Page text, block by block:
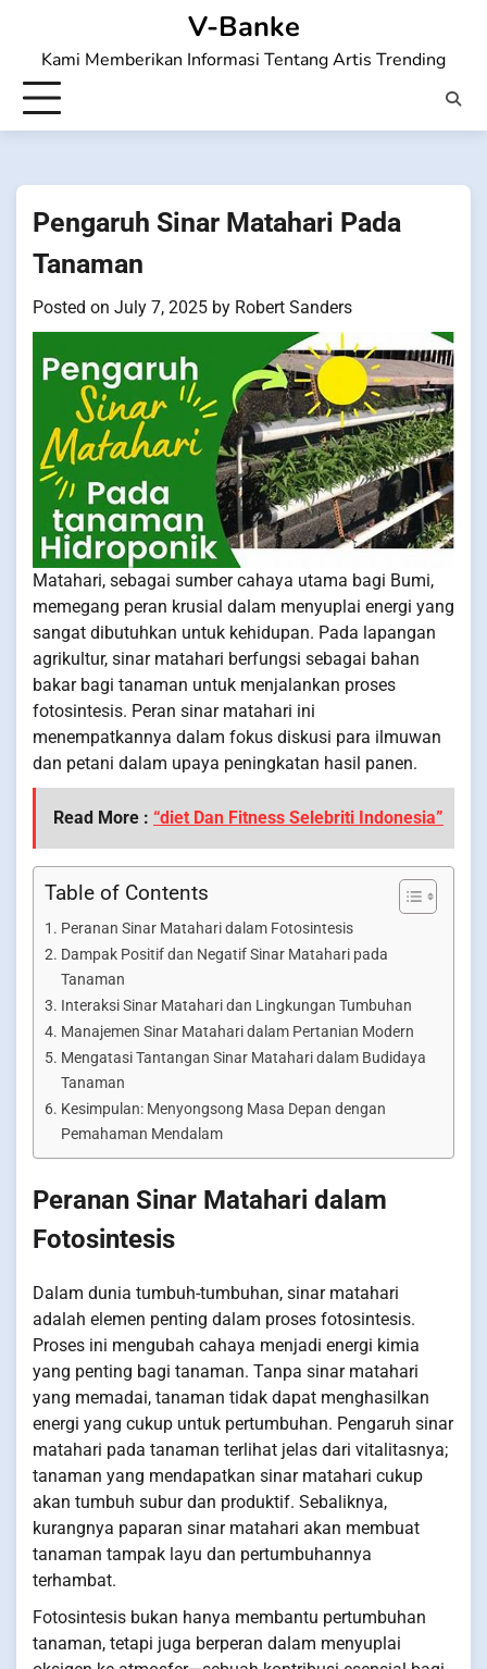
content
V-Banke
Kami Memberikan Informasi Tentang Artis Trending
Pengaruh Sinar Matahari Pada
Tanaman
Posted on July 7, 2025 by Robert Sanders
Matahari, sebagai sumber cahaya utama bagi Bumi,
memegang peran krusial dalam menyuplai energi yang
sangat dibutuhkan untuk kehidupan. Pada lapangan
agrikultur, sinar matahari berfungsi sebagai bahan
bakar bagi tanaman untuk menjalankan proses
fotosintesis. Peran sinar matahari ini
menempatkannya dalam fokus diskusi para ilmuwan
dan petani dalam upaya peningkatan hasil panen.
Read More : “diet Dan Fitness Selebriti Indonesia”
Table of Contents
Peranan Sinar Matahari dalam Fotosintesis
Dampak Positif dan Negatif Sinar Matahari pada
Tanaman
Interaksi Sinar Matahari dan Lingkungan Tumbuhan
Manajemen Sinar Matahari dalam Pertanian Modern
Mengatasi Tantangan Sinar Matahari dalam Budidaya
Tanaman
Kesimpulan: Menyongsong Masa Depan dengan
Pemahaman Mendalam
Peranan Sinar Matahari dalam
Fotosintesis
Dalam dunia tumbuh-tumbuhan, sinar matahari
adalah elemen penting dalam proses fotosintesis.
Proses ini mengubah cahaya menjadi energi kimia
yang penting bagi tanaman. Tanpa sinar matahari
yang memadai, tanaman tidak dapat menghasilkan
energi yang cukup untuk pertumbuhan. Pengaruh sinar
matahari pada tanaman terlihat jelas dari vitalitasnya;
tanaman yang mendapatkan sinar matahari cukup
akan tumbuh subur dan produktif. Sebaliknya,
kurangnya paparan sinar matahari akan membuat
tanaman tampak layu dan pertumbuhannya
terhambat.
Fotosintesis bukan hanya membantu pertumbuhan
tanaman, tetapi juga berperan dalam menyuplai